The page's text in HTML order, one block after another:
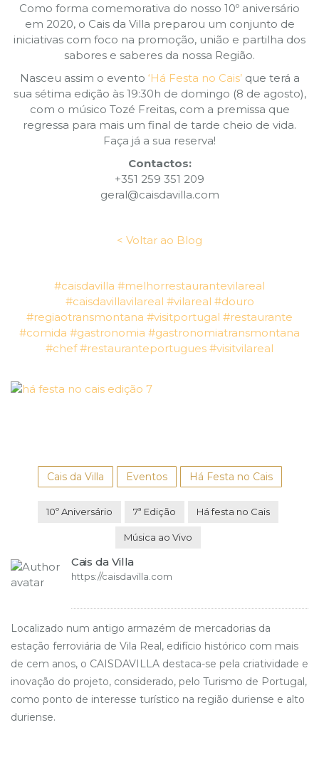
Como forma comemorativa do nosso 10º aniversário
em 2020, o Cais da Villa preparou um conjunto de
iniciativas com foco na promoção, união e partilha dos
sabores e saberes da nossa Região.
Nasceu assim o evento ‘Há Festa no Cais’que terá a
sua sétima edição às 19:30h de domingo (8 de agosto),
com o músico Tozé Freitas, com a premissa que
regressa para mais um final de tarde cheio de vida.
Faça já a sua reserva!
Contactos:
+351 259 351 209
geral@caisdavilla.com
< Voltar ao Blog
#caisdavilla #melhorrestaurantevilareal
#caisdavillavilareal #vilareal #douro
#regiaotransmontana #visitportugal #restaurante
#comida #gastronomia #gastronomiatransmontana
#chef #restauranteportugues #visitvilareal
Cais da Villa Eventos Há Festa no Cais
10º Aniversário 7ª Edição Há festa no Cais
Música ao Vivo
Cais da Villa
https://caisdavilla.com
Localizado num antigo armazém de mercadorias da
estação ferroviária de Vila Real, edifício histórico com mais
de cem anos, o CAISDAVILLA destaca-se pela criatividade e
inovação do projeto, considerado, pelo Turismo de Portugal,
como ponto de interesse turístico na região duriense e alto
duriense.